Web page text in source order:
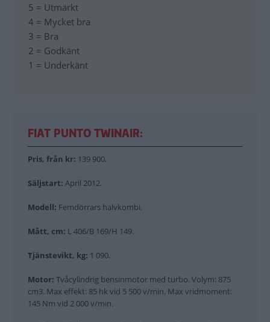
5 = Utmärkt
4 = Mycket bra
3 = Bra
2 = Godkänt
1 = Underkänt
FIAT PUNTO TWINAIR:
Pris, från kr: 139 900.
Säljstart: April 2012.
Modell: Femdörrars halvkombi.
Mått, cm: L 406/B 169/H 149.
Tjänstevikt, kg: 1 090.
Motor: Tvåcylindrig bensinmotor med turbo. Volym: 875
cm3. Max effekt: 85 hk vid 5 500 v/min. Max vridmoment:
145 Nm vid 2 000 v/min.